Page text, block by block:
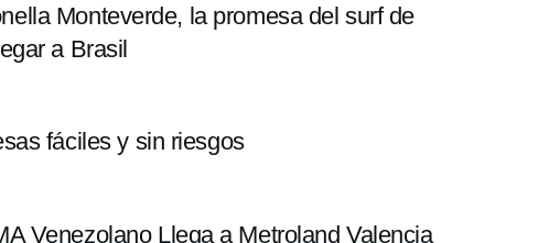
Monteverde, la promesa del surf de
a Brasil
fáciles y sin riesgos
Venezolano Llega a Metroland Valencia